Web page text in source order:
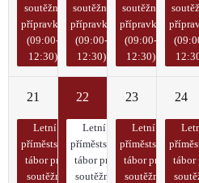
soutěžní
přípravky
(09:00-
12:30)
soutěžní
přípravky
(09:00-
12:30)
soutěžní
přípravky
(09:00-
12:30)
21
Letní
příměstský
tábor pro
soutěžní
22
Letní
příměstský
tábor pro
soutěžní
23
Letní
příměstský
tábor pro
soutěžní
24
tábor